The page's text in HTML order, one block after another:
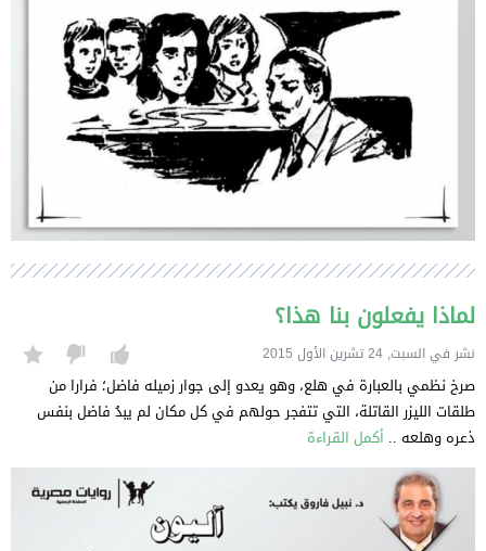
لماذا يفعلون بنا هذا؟
نشر في السبت, 24 تشرين الأول 2015
صرخ نظمي بالعبارة في هلع، وهو يعدو إلى جوار زميله فاضل؛ فرارا من
طلقات الليزر القاتلة، التي تتفجر حولهم في كل مكان لم يبدُ فاضل بنفس
ذعره وهلعه .. أكمل القراءة